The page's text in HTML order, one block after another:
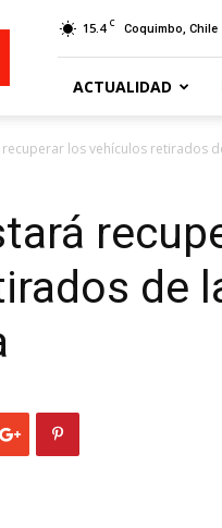
15.4 C Coquimbo, Chile
ACTUALIDAD
los vehículos retirados
de